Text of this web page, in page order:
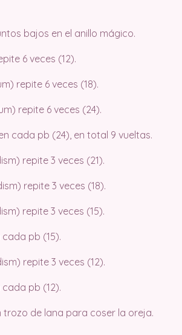
bajos en el anillo mágico.
6 veces (12).
repite 6 veces (18).
repite 6 veces (24).
cada pb (24), en total 9 vueltas.
repite 3 veces (21).
repite 3 veces (18).
repite 3 veces (15).
cada pb (15).
repite 3 veces (12).
cada pb (12).
trozo de lana para coser la oreja.